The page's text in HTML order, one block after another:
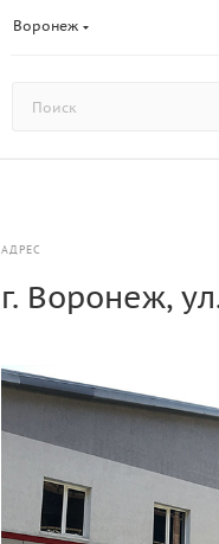
Воронеж
АДРЕС
г. Воронеж,